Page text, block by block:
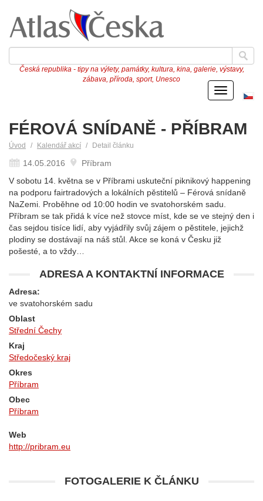
Česká republika - tipy na výlety, památky, kultura, kina, galerie, výstavy,
zábava, příroda, sport, Unesco
Menu
FÉROVÁ SNÍDANĚ - PŘÍBRAM
Úvod Kalendář akcí Detail článku
14.05.2016
Příbram
V sobotu 14. května se v Příbrami uskuteční piknikový happening
na podporu fairtradových a lokálních pěstitelů – Férová snídaně
NaZemi. Proběhne od 10:00 hodin ve svatohorském sadu.
Příbram se tak přidá k více než stovce míst, kde se ve stejný den i
čas sejdou tisíce lidí, aby vyjádřily svůj zájem o pěstitele, jejichž
plodiny se dostávají na náš stůl. Akce se koná v Česku již
pošesté, a to vždy…
ADRESA A KONTAKTNÍ INFORMACE
Adresa:
ve svatohorském sadu
Oblast
Střední Čechy
Kraj
Středočeský kraj
Okres
Příbram
Obec
Příbram
Web
http://pribram.eu
FOTOGALERIE K ČLÁNKU